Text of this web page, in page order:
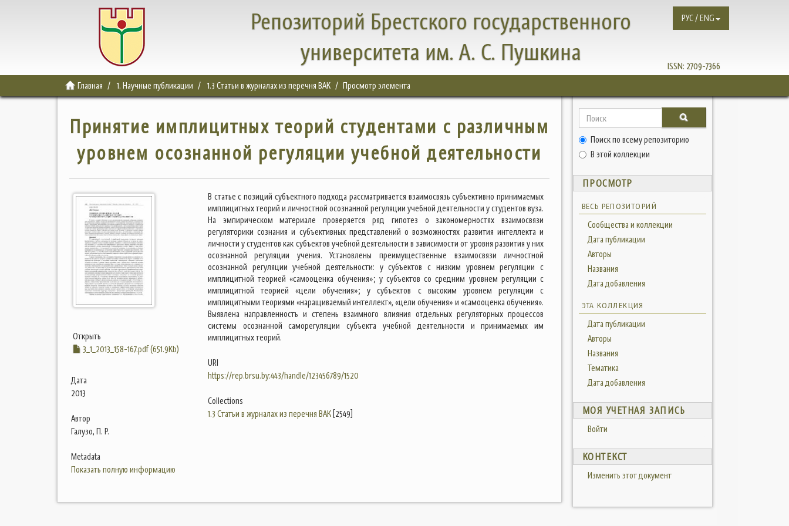
Репозиторий Брестского государственного
университета им. А. С. Пушкина
ISSN: 2709-7366
РУС / ENG
Главная 1. Научные публикации 1.3 Статьи в журналах из перечня ВАК Просмотр элемента
Принятие имплицитных теорий студентами с различным
уровнем осознанной регуляции учебной деятельности
Открыть
3_1_2013_158-167.pdf (651.9Kb)
Дата
2013
Автор
Галузо, П. Р.
Metadata
Показать полную информацию
В статье с позиций субъектного подхода рассматривается взаимосвязь субъективно принимаемых
имплицитных теорий и личностной осознанной регуляции учебной деятельности у студентов вуза.
На эмпирическом материале проверяется ряд гипотез о закономерностях взаимосвязи
регуляторики сознания и субъективных представлений о возможностях развития интеллекта и
личности у студентов как субъектов учебной деятельности в зависимости от уровня развития у них
осознанной регуляции учения. Установлены преимущественные взаимосвязи личностной
осознанной регуляции учебной деятельности: у субъектов с низким уровнем регуляции с
имплицитной теорией «самооценка обучения»; у субъектов со средним уровнем регуляции с
имплицитной теорией «цели обучения»; у субъектов с высоким уровнем регуляции с
имплицитными теориями «наращиваемый интеллект», «цели обучения» и «самооценка обучения».
Выявлена направленность и степень взаимного влияния отдельных регуляторных процессов
системы осознанной саморегуляции субъекта учебной деятельности и принимаемых им
имплицитных теорий.
URI
https://rep.brsu.by:443/handle/123456789/1520
Collections
1.3 Статьи в журналах из перечня ВАК[2549]
Поиск по всему репозиторию
В этой коллекции
ПРОСМОТР
ВЕСЬ РЕПОЗИТОРИЙ
Сообщества и коллекции
Дата публикации
Авторы
Названия
Дата добавления
ЭТА КОЛЛЕКЦИЯ
Дата публикации
Авторы
Названия
Тематика
Дата добавления
МОЯ УЧЕТНАЯ ЗАПИСЬ
Войти
КОНТЕКСТ
Изменить этот документ